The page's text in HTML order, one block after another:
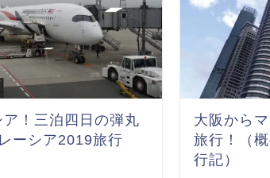
！三泊四日の弾丸
ーシア2019旅行
大阪から
旅行！（
行記）